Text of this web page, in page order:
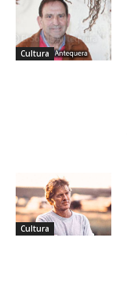
Cultura
Cultura